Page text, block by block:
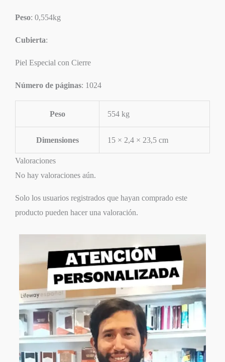
Peso: 0,554kg
Cubierta:
Piel Especial con Cierre
Número de páginas: 1024
Peso 554 kg
Dimensiones 15 × 2,4 × 23,5 cm
Valoraciones
No hay valoraciones aún.
Solo los usuarios registrados que hayan comprado este
producto pueden hacer una valoración.